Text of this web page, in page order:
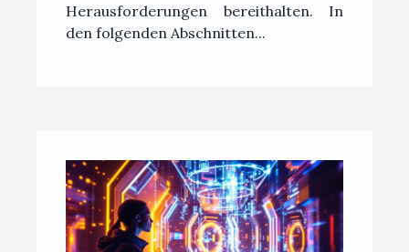
Herausforderungen bereithalten. In
den folgenden Abschnitten...